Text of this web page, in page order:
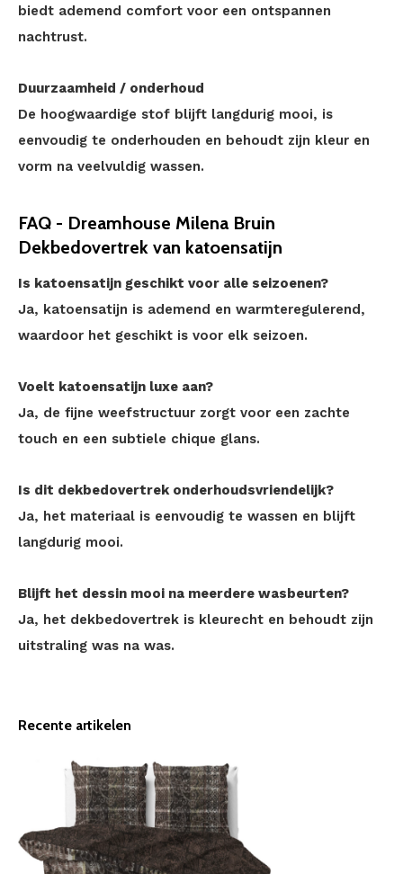
biedt ademend comfort voor een ontspannen
nachtrust.
Duurzaamheid / onderhoud
De hoogwaardige stof blijft langdurig mooi, is
eenvoudig te onderhouden en behoudt zijn kleur en
vorm na veelvuldig wassen.
FAQ - Dreamhouse Milena Bruin
Dekbedovertrek van katoensatijn
Is katoensatijn geschikt voor alle seizoenen?
Ja, katoensatijn is ademend en warmteregulerend,
waardoor het geschikt is voor elk seizoen.
Voelt katoensatijn luxe aan?
Ja, de fijne weefstructuur zorgt voor een zachte
touch en een subtiele chique glans.
Is dit dekbedovertrek onderhoudsvriendelijk?
Ja, het materiaal is eenvoudig te wassen en blijft
langdurig mooi.
Blijft het dessin mooi na meerdere wasbeurten?
Ja, het dekbedovertrek is kleurecht en behoudt zijn
uitstraling was na was.
Recente artikelen